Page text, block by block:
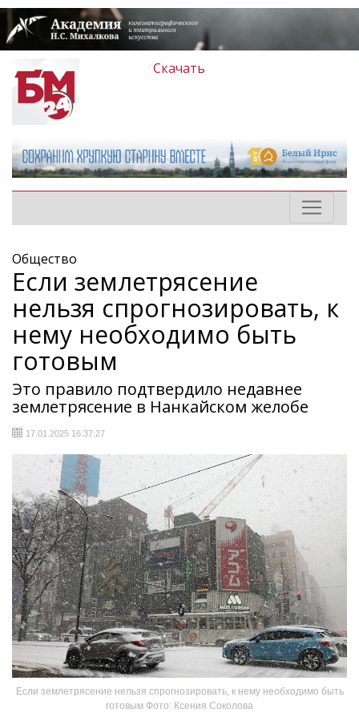
Скачать
Общество
Если землетрясение
нельзя спрогнозировать, к
нему необходимо быть
готовым
Это правило подтвердило недавнее
землетрясение в Нанкайском желобе
17.01.2025 16:37:27
Если землетрясение нельзя спрогнозировать, к нему необходимо быть
готовым Фото: Ксения Соколова